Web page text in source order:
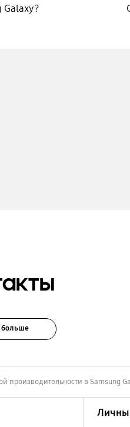
Galaxy?
больше
производительности в Samsung